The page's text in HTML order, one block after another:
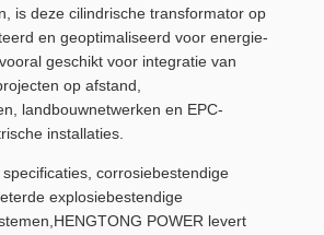
is deze cilindrische transformator op
en geoptimaliseerd voor energie-
geschikt voor integratie van
op afstand,
landbouwnetwerken en EPC-
installaties.
corrosiebestendige
explosiebestendige
POWER levert